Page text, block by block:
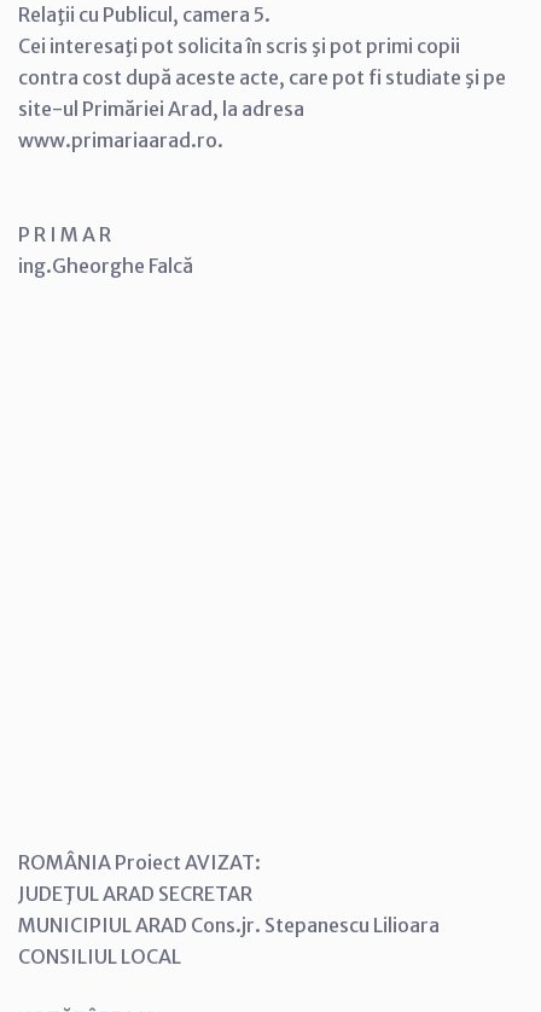
Relaţii cu Publicul, camera 5.
Cei interesaţi pot solicita în scris şi pot primi copii
contra cost după aceste acte, care pot fi studiate şi pe
site-ul Primăriei Arad, la adresa
www.primariaarad.ro.
P R I M A R
ing.Gheorghe Falcă
ROMÂNIA Proiect AVIZAT:
JUDEŢUL ARAD SECRETAR
MUNICIPIUL ARAD Cons.jr. Stepanescu Lilioara
CONSILIUL LOCAL